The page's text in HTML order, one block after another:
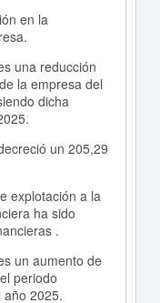
en la
una reducción
la empresa del
dicha
un 205,29
explotación a la
ha sido
.
un aumento de
periodo
año 2025.